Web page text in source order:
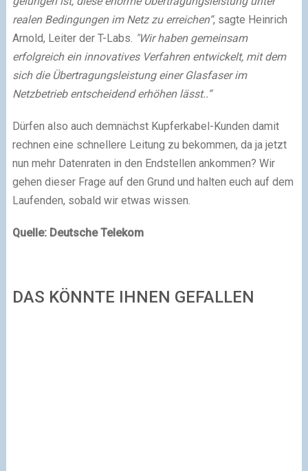
realen Bedingungen im Netz zu erreichen“, sagte Heinrich
Arnold, Leiter der T-Labs. "Wir haben gemeinsam
erfolgreich ein innovatives Verfahren entwickelt, mit dem
sich die Übertragungsleistung einer Glasfaser im
Netzbetrieb entscheidend erhöhen lässt..“
Dürfen also auch demnächst Kupferkabel-Kunden damit
rechnen eine schnellere Leitung zu bekommen, da ja jetzt
nun mehr Datenraten in den Endstellen ankommen? Wir
gehen dieser Frage auf den Grund und halten euch auf dem
Laufenden, sobald wir etwas wissen.
Quelle: Deutsche Telekom
DAS KÖNNTE IHNEN GEFALLEN